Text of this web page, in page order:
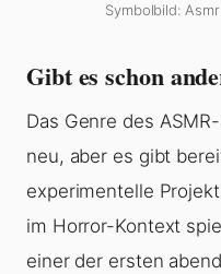
Symbolbild:
Gibt es schon
Das Genre des
neu, aber es gibt
experimentelle
im Horror-Kontext
einer der ersten